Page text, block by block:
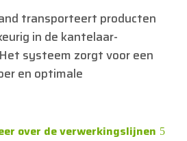
transporteert producten
in de kantelaar-
systeem zorgt voor een
en optimale
over de verwerkingslijnen